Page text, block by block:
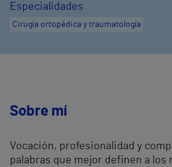
Especialidades
Cirugía ortopédica y traumatología
Sobre mí
Vocación, profesionalidad y
palabras que mejor definen a los